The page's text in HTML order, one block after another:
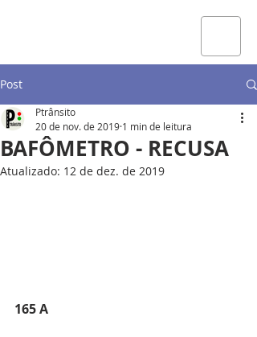
Post
BAFÔMETRO - RECUSA
Ptrânsito
20 de nov. de 2019 1 min de leitura
Atualizado: 12 de dez. de 2019
165 A